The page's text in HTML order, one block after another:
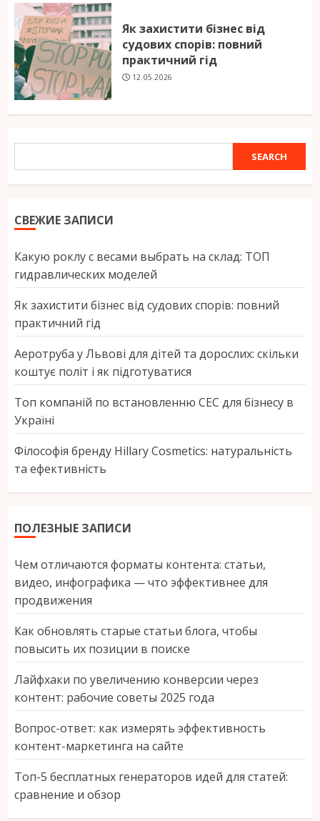
Як захистити бізнес від
судових спорів: повний
практичний гід
12.05.2026
SEARCH
СВЕЖИЕ ЗАПИСИ
Какую роклу с весами выбрать на склад: ТОП
гидравлических моделей
Як захистити бізнес від судових спорів: повний
практичний гід
Аеротруба у Львові для дітей та дорослих: скільки
коштує політ і як підготуватися
Топ компаній по встановленню СЕС для бізнесу в
Україні
Філософія бренду Hillary Cosmetics: натуральність
та ефективність
ПОЛЕЗНЫЕ ЗАПИСИ
Чем отличаются форматы контента: статьи,
видео, инфографика — что эффективнее для
продвижения
Как обновлять старые статьи блога, чтобы
повысить их позиции в поиске
Лайфхаки по увеличению конверсии через
контент: рабочие советы 2025 года
Вопрос-ответ: как измерять эффективность
контент-маркетинга на сайте
Топ-5 бесплатных генераторов идей для статей:
сравнение и обзор